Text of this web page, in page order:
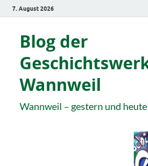
7. August 2026
Blog der
Wannweil
Wannweil – gestern und heute